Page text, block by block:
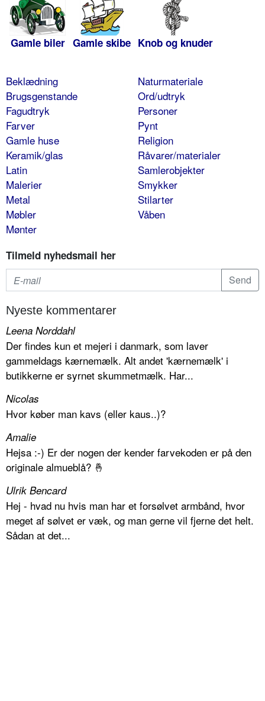
Gamle biler Gamle skibe Knob og knuder
Beklædning
Brugsgenstande
Fagudtryk
Farver
Gamle huse
Keramik/glas
Latin
Malerier
Metal
Møbler
Mønter
Naturmateriale
Ord/udtryk
Personer
Pynt
Religion
Råvarer/materialer
Samlerobjekter
Smykker
Stilarter
Våben
Tilmeld nyhedsmail her
Nyeste kommentarer
Leena Norddahl
Der findes kun et mejeri i danmark, som laver
gammeldags kærnemælk. Alt andet 'kærnemælk' i
butikkerne er syrnet skummetmælk. Har...
Nicolas
Hvor køber man kavs (eller kaus..)?
Amalie
Hejsa :-) Er der nogen der kender farvekoden er på den
originale almueblå? 🤞
Ulrik Bencard
Hej - hvad nu hvis man har et forsølvet armbånd, hvor
meget af sølvet er væk, og man gerne vil fjerne det helt.
Sådan at det...